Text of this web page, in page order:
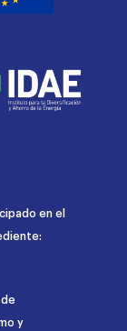
en el
y